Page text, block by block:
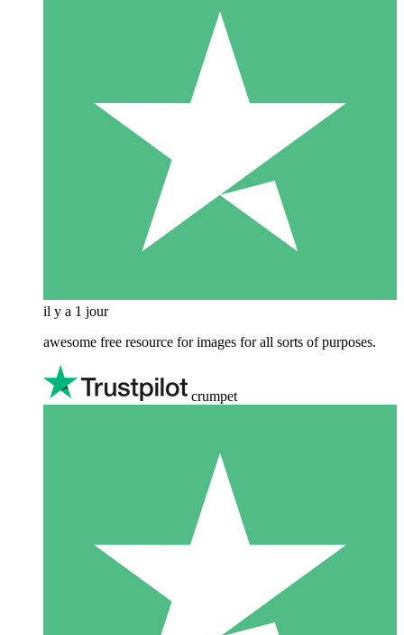
il y a 1 jour
awesome free resource for images for all sorts of purposes.
crumpet